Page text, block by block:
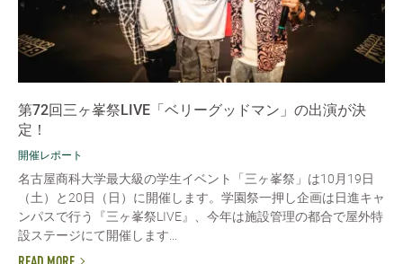
第72回三ヶ峯祭LIVE「ベリーグッドマン」の出演が決
定！
開催レポート
名古屋商科大学最大級の学生イベント「三ヶ峯祭」は10月19日
（土）と20日（日）に開催します。学園祭一押し企画は日進キャ
ンパスで行う『三ヶ峯祭LIVE』、今年は施設管理の都合で屋外特
設ステージにて開催します...